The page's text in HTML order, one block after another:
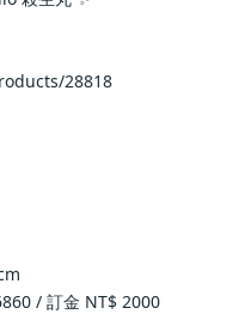
28818
/ 訂金 NT$ 2000